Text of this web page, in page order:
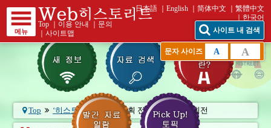
메뉴
Top 이용 안내
문의
｜사이트맵
日本語 English 简体中文
繁體中文
한국어
사이트 내 검색
문자 사이즈 A A
Top ‘히스토리트’란? 기획 전시실 - 지난 기획전